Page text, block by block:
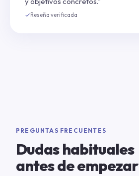
Reseña verificada
PREGUNTAS FRECUENTES
Dudas habituales
antes de empezar